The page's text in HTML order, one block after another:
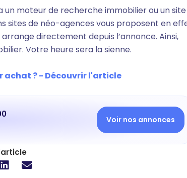
un moteur de recherche immobilier ou un site
sites de néo-agences vous proposent en
directement depuis l’annonce. Ainsi,
Votre heure sera la sienne.
achat ? - Découvrir l'article
Voir nos annonces